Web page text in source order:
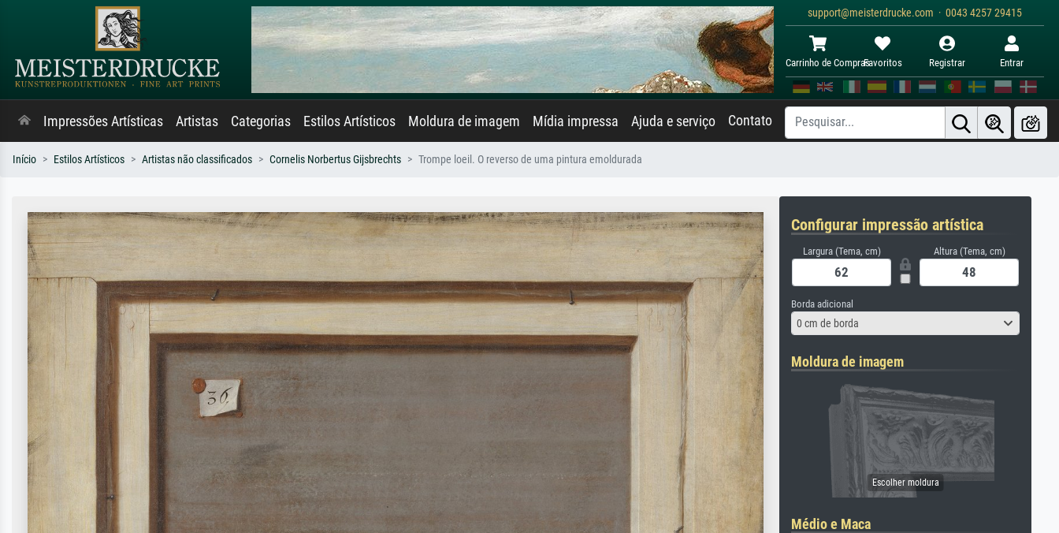
support@meisterdrucke.com · 0043 4257 29415
Carrinho de ComprasFavoritos Registrar Entrar
Impressões Artísticas Artistas Categorias Estilos Artísticos Moldura de imagem Mídia impressa Ajuda e serviço Contato
Início Estilos Artísticos Artistas não classificados Cornelis Norbertus Gijsbrechts Trompe loeil. O reverso de uma pintura emoldurada
Configurar impressão artística
Largura (Tema, cm) Altura (Tema, cm)
Borda adicional
0 cm de borda
Moldura de imagem
Médio e Maca